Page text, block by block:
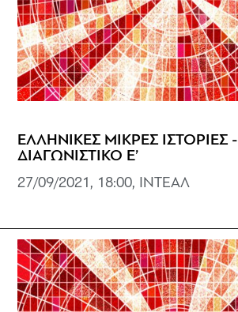
ΕΛΛΗΝΙΚΕΣ ΜΙΚΡΕΣ ΙΣΤΟΡΙΕΣ -
ΔΙΑΓΩΝΙΣΤΙΚΟ Ε’
27/09/2021, 18:00, ΙΝΤΕΑΛ